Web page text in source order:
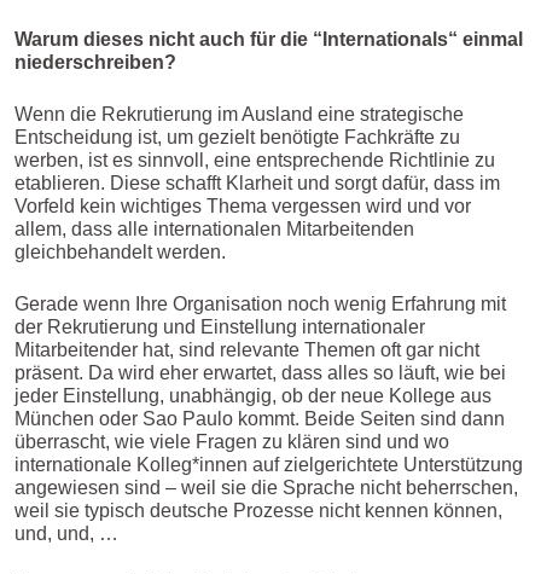
Warum dieses nicht auch für die “Internationals“ einmal
niederschreiben?
Wenn die Rekrutierung im Ausland eine strategische
Entscheidung ist, um gezielt benötigte Fachkräfte zu
werben, ist es sinnvoll, eine entsprechende Richtlinie zu
etablieren. Diese schafft Klarheit und sorgt dafür, dass im
Vorfeld kein wichtiges Thema vergessen wird und vor
allem, dass alle internationalen Mitarbeitenden
gleichbehandelt werden.
Gerade wenn Ihre Organisation noch wenig Erfahrung mit
der Rekrutierung und Einstellung internationaler
Mitarbeitender hat, sind relevante Themen oft gar nicht
präsent. Da wird eher erwartet, dass alles so läuft, wie bei
jeder Einstellung, unabhängig, ob der neue Kollege aus
München oder Sao Paulo kommt. Beide Seiten sind dann
überrascht, wie viele Fragen zu klären sind und wo
internationale Kolleg*innen auf zielgerichtete Unterstützung
angewiesen sind – weil sie die Sprache nicht beherrschen,
weil sie typisch deutsche Prozesse nicht kennen können,
und, und, …